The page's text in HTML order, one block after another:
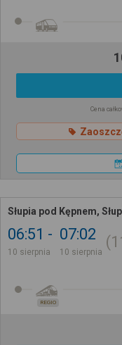
Cena
Słupia pod Kępnem,
06:51
10 sierpnia
07:02
10 sierpnia
REGIO